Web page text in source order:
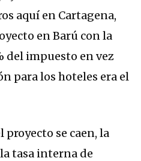
aquí en Cartagena,
en Barú con la
del impuesto en vez
para los hoteles era el
proyecto se caen, la
tasa interna de